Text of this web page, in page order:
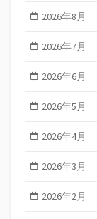
2026年8月
2026年7月
2026年6月
2026年5月
2026年4月
2026年3月
2026年2月